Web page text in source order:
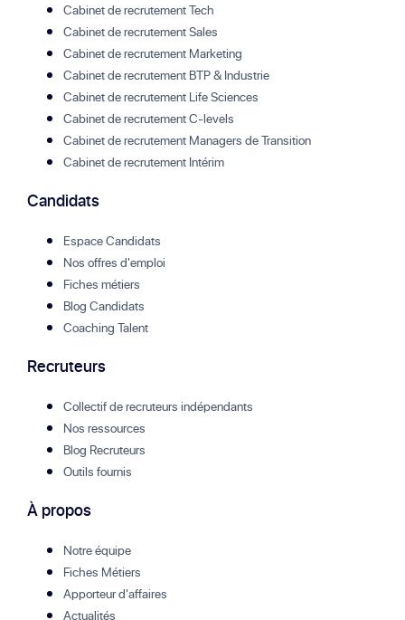
Cabinet de recrutement Tech
Cabinet de recrutement Sales
Cabinet de recrutement Marketing
Cabinet de recrutement BTP & Industrie
Cabinet de recrutement Life Sciences
Cabinet de recrutement C-levels
Cabinet de recrutement Managers de Transition
Cabinet de recrutement Intérim
Candidats
Espace Candidats
Nos offres d'emploi
Fiches métiers
Blog Candidats
Coaching Talent
Recruteurs
Collectif de recruteurs indépendants
Nos ressources
Blog Recruteurs
Outils fournis
À propos
Notre équipe
Fiches Métiers
Apporteur d'affaires
Actualités